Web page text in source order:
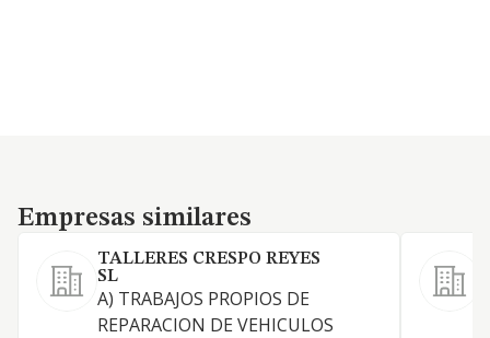
Empresas similares
Empresas similares
TALLERES CRESPO REYES
SL
A) TRABAJOS PROPIOS DE
REPARACION DE VEHICULOS